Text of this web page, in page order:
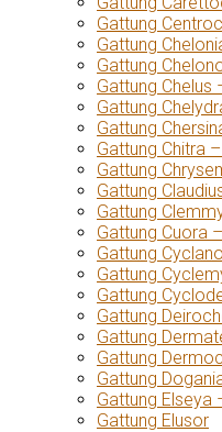
Gattung
Gattung
Gattung
Gattung Chelus
Gattung
Gattung
Gattung Chitra
Gattung
Gattung
Gattung
Gattung Cuora
Gattung
Gattung
Gattung
Gattung
Gattung
Gattung
Gattung
Gattung Elseya
Gattung Elusor